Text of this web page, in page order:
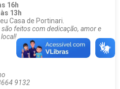
16h
13h
Casa de Portinari.
feitos com dedicação, amor e
9132